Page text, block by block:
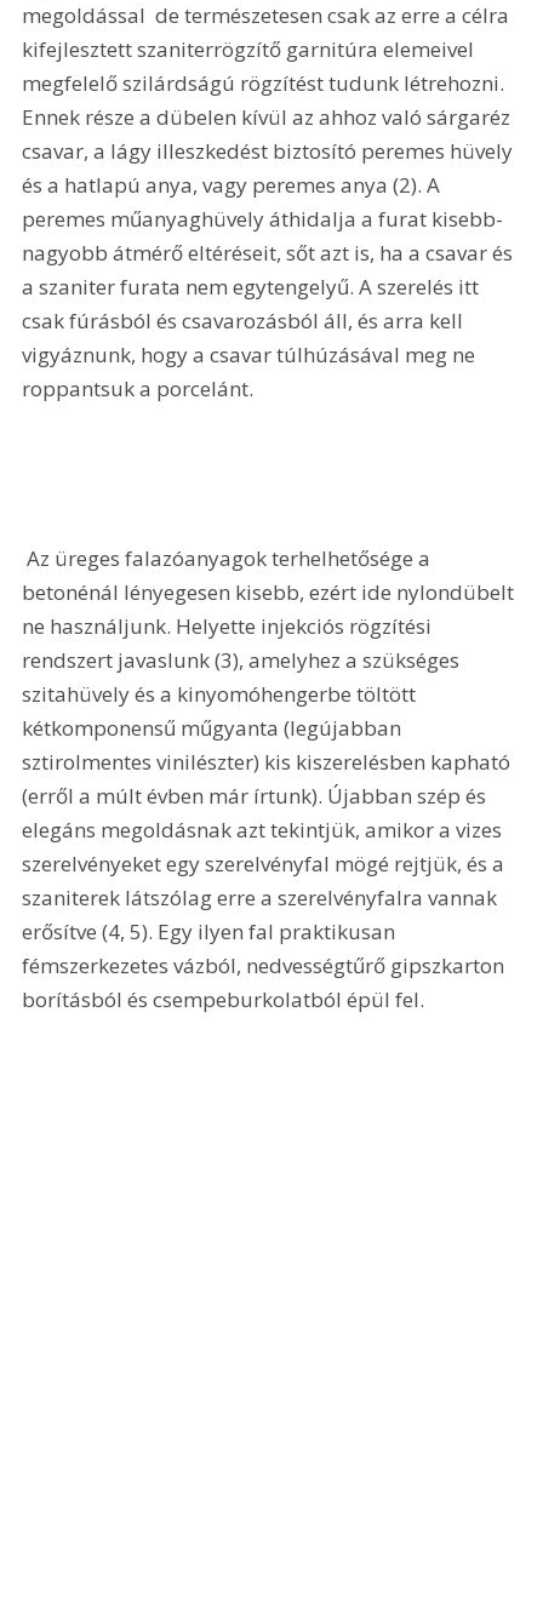
megoldással  de természetesen csak az erre a célra
kifejlesztett szaniterrögzítő garnitúra elemeivel 
megfelelő szilárdságú rögzítést tudunk létrehozni.
Ennek része a dübelen kívül az ahhoz való sárgaréz
csavar, a lágy illeszkedést biztosító peremes hüvely
és a hatlapú anya, vagy peremes anya (2). A
peremes műanyaghüvely áthidalja a furat kisebb-
nagyobb átmérő eltéréseit, sőt azt is, ha a csavar és
a szaniter furata nem egytengelyű. A szerelés itt
csak fúrásból és csavarozásból áll, és arra kell
vigyáznunk, hogy a csavar túlhúzásával meg ne
roppantsuk a porcelánt.
Az üreges falazóanyagok terhelhetősége a
betonénál lényegesen kisebb, ezért ide nylondübelt
ne használjunk. Helyette injekciós rögzítési
rendszert javaslunk (3), amelyhez a szükséges
szitahüvely és a kinyomóhengerbe töltött
kétkomponensű műgyanta (legújabban
sztirolmentes vinilészter) kis kiszerelésben kapható
(erről a múlt évben már írtunk). Újabban szép és
elegáns megoldásnak azt tekintjük, amikor a vizes
szerelvényeket egy szerelvényfal mögé rejtjük, és a
szaniterek látszólag erre a szerelvényfalra vannak
erősítve (4, 5). Egy ilyen fal praktikusan
fémszerkezetes vázból, nedvességtűrő gipszkarton
borításból és csempeburkolatból épül fel.